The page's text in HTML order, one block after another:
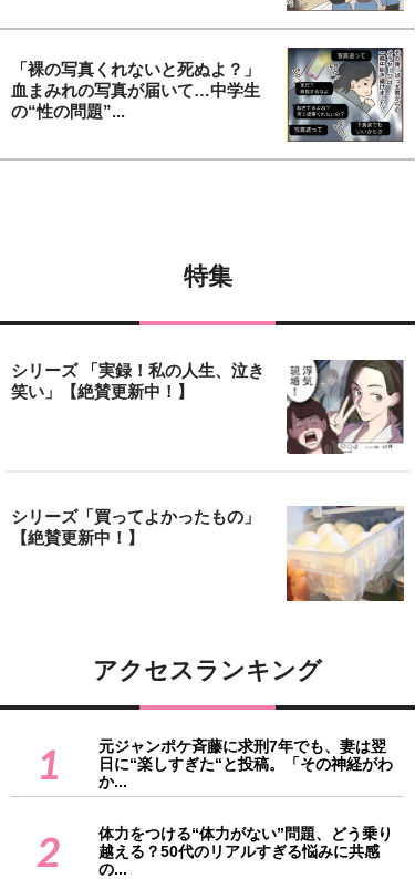
「裸の写真くれないと死ぬよ？」
血まみれの写真が届いて…中学生
の“性の問題”...
特集
シリーズ 「実録！私の人生、泣き
笑い」【絶賛更新中！】
シリーズ「買ってよかったもの」
【絶賛更新中！】
アクセスランキング
1
元ジャンポケ斉藤に求刑7年でも、妻は翌
日に“楽しすぎた“と投稿。「その神経がわ
か...
2
体力をつける“体力がない”問題、どう乗り
越える？50代のリアルすぎる悩みに共感
の...